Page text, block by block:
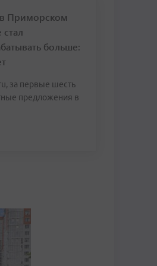
Приморском
стал
больше:
за первые шесть
предложения в